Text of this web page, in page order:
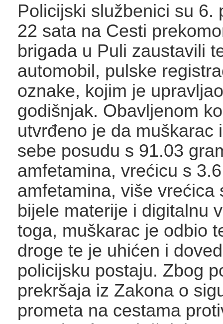
Policijski službenici su 6.
22 sata na Cesti
brigada u Puli zaustavili
automobil, pulske
oznake, kojim je
godišnjak. Obavljenom
utvrđeno je da muškarac
sebe posudu s 91.03
amfetamina, vrećicu s
amfetamina, više vrećica
bijele materije i digitalnu
toga, muškarac je odbio
droge te je uhićen i
policijsku postaju. Zbog
prekršaja iz Zakona o
prometa na cestama